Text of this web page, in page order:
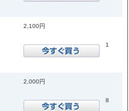
2,100円
1
2,000円
8